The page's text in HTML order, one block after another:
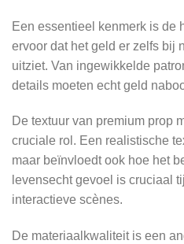
Een essentieel kenmerk is de
ervoor dat het geld er zelfs bij
uitziet. Van ingewikkelde
details moeten echt geld
De textuur van premium prop
cruciale rol. Een realistische
maar beïnvloedt ook hoe het
levensecht gevoel is cruciaal
interactieve scènes.
De materiaalkwaliteit is een